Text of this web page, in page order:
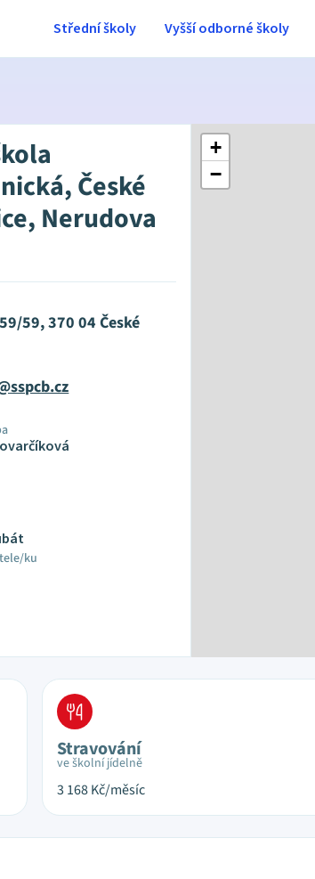
Střední školy Vyšší odborné školy
České
Nerudova
59, 370 04 České
ku
+
−
Stravování
ve školní jídelně
3 168Kč/měsíc